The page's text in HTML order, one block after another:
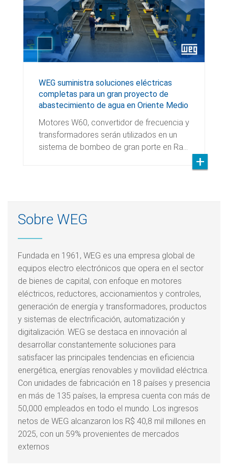
WEG suministra soluciones eléctricas
completas para un gran proyecto de
abastecimiento de agua en Oriente Medio
Motores W60, convertidor de frecuencia y
transformadores serán utilizados en un
sistema de bombeo de gran porte en Ra…
Sobre WEG
Fundada en 1961, WEG es una empresa global de
equipos electro electrónicos que opera en el sector
de bienes de capital, con enfoque en motores
eléctricos, reductores, accionamientos y controles,
generación de energía y transformadores, productos
y sistemas de electrificación, automatización y
digitalización. WEG se destaca en innovación al
desarrollar constantemente soluciones para
satisfacer las principales tendencias en eficiencia
energética, energías renovables y movilidad eléctrica.
Con unidades de fabricación en 18 países y presencia
en más de 135 países, la empresa cuenta con más de
50,000 empleados en todo el mundo. Los ingresos
netos de WEG alcanzaron los R$ 40,8 mil millones en
2025, con un 59% provenientes de mercados
externos